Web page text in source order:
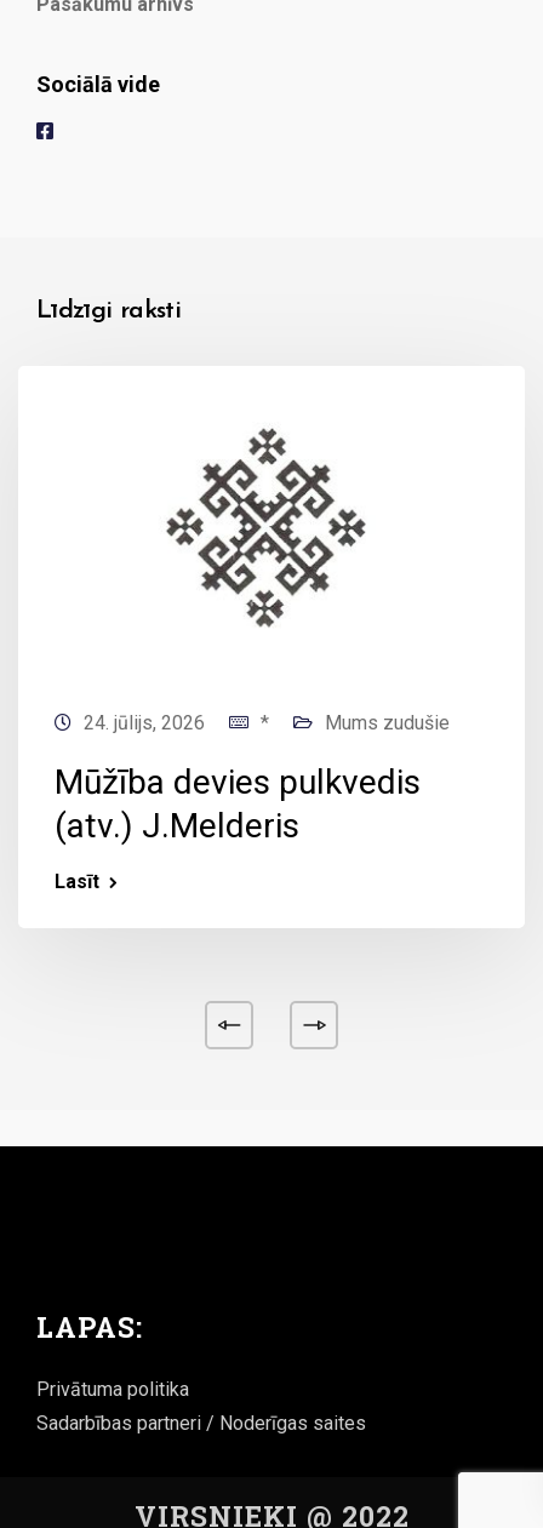
Sociālā vide
Līdzīgi raksti
24. jūlijs, 2026 * Mums zudušie
Mūžība devies pulkvedis
(atv.) J.Melderis
Lasīt
LAPAS:
Privātuma politika
Sadarbības partneri / Noderīgas saites
VIRSNIEKI @ 2022